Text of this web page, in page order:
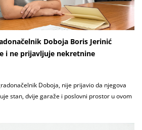
Doboja Boris Jerinić
i ne prijavljuje nekretnine
Doboja, nije prijavio da njegova
stan, dvije garaže i poslovni prostor u ovom